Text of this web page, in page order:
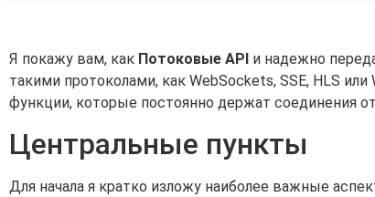
Я покажу вам, как Потоковые API и надежно
такими протоколами, как WebSockets, SSE, HLS
функции, которые постоянно держат соединения
Центральные пункты
Для начала я кратко изложу наиболее важные